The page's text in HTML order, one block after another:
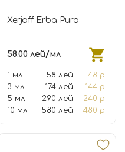
Xerjoff Erba Pura
58.00 лей/мл
1 мл 58 лей
48 р.
3 мл
174 лей
144 р.
5 мл
290 лей
240 р.
10 мл
580 лей 480 р.